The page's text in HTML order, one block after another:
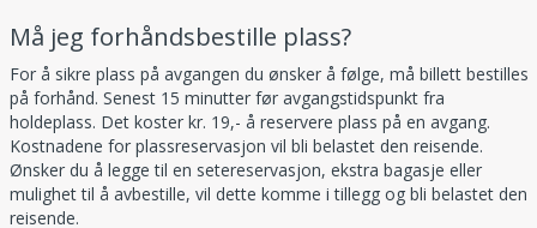
Må jeg forhåndsbestille plass?
For å sikre plass på avgangen du ønsker å følge, må billett bestilles
på forhånd. Senest 15 minutter før avgangstidspunkt fra
holdeplass. Det koster kr. 19,- å reservere plass på en avgang.
Kostnadene for plassreservasjon vil bli belastet den reisende.
Ønsker du å legge til en setereservasjon, ekstra bagasje eller
mulighet til å avbestille, vil dette komme i tillegg og bli belastet den
reisende.